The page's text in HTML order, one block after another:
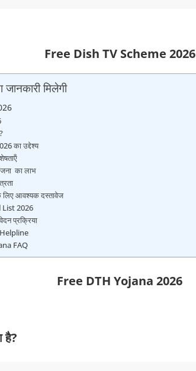
Free Dish TV Scheme 2026
मिलेगी
का उद्देश्‍य
का लाभ
आवश्‍यक दस्‍तावेज
List 2026
प्रक्रिया
FAQ
Free DTH Yojana 2026
है?